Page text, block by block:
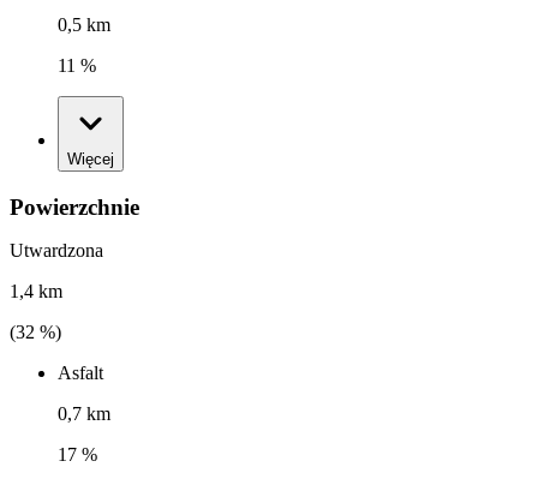
0,5 km
11 %
Więcej
Powierzchnie
Utwardzona
1,4 km
(32 %)
Asfalt
0,7 km
17 %